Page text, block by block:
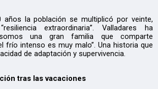
años la población se multiplicó por veinte,
extraordinaria”. Valladares ha
una gran familia que comparte
frío intenso es muy malo”. Una historia que
de adaptación y supervivencia.
tras las vacaciones